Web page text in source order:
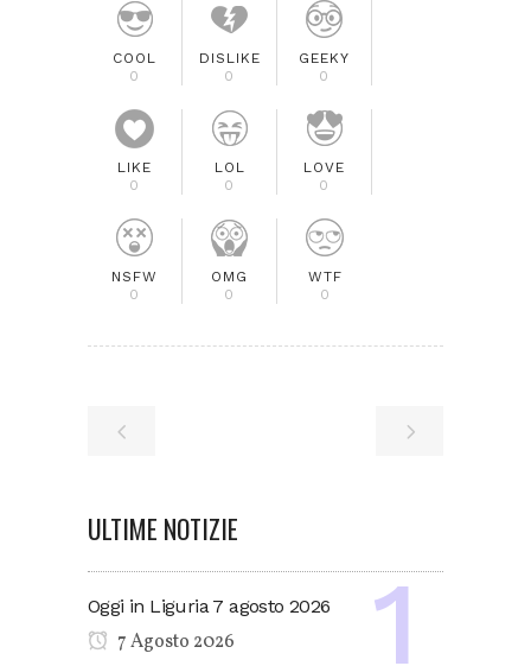
COOL
0
DISLIKE
0
GEEKY
0
LIKE
0
LOL
0
LOVE
0
NSFW
0
OMG
0
WTF
0
ULTIME NOTIZIE
Oggi in Liguria 7 agosto 2026
7 Agosto 2026